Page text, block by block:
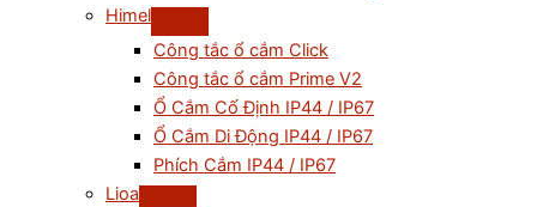
Himel
Công tắc ổ cắm Click
Công tắc ổ cắm Prime V2
Ổ Cắm Cố Định IP44 / IP67
Ổ Cắm Di Động IP44 / IP67
Phích Cắm IP44 / IP67
Lioa